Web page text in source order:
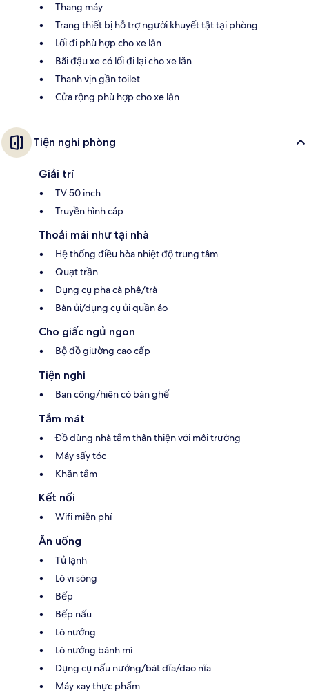
Thang máy
Trang thiết bị hỗ trợ người khuyết tật tại phòng
Lối đi phù hợp cho xe lăn
Bãi đậu xe có lối đi lại cho xe lăn
Thanh vịn gần toilet
Cửa rộng phù hợp cho xe lăn
Tiện nghi phòng
Giải trí
TV 50 inch
Truyền hình cáp
Thoải mái như tại nhà
Hệ thống điều hòa nhiệt độ trung tâm
Quạt trần
Dụng cụ pha cà phê/trà
Bàn ủi/dụng cụ ủi quần áo
Cho giấc ngủ ngon
Bộ đồ giường cao cấp
Tiện nghi
Ban công/hiên có bàn ghế
Tắm mát
Đồ dùng nhà tắm thân thiện với môi trường
Máy sấy tóc
Khăn tắm
Kết nối
Wifi miễn phí
Ăn uống
Tủ lạnh
Lò vi sóng
Bếp
Bếp nấu
Lò nướng
Lò nướng bánh mì
Dụng cụ nấu nướng/bát dĩa/dao nĩa
Máy xay thực phẩm